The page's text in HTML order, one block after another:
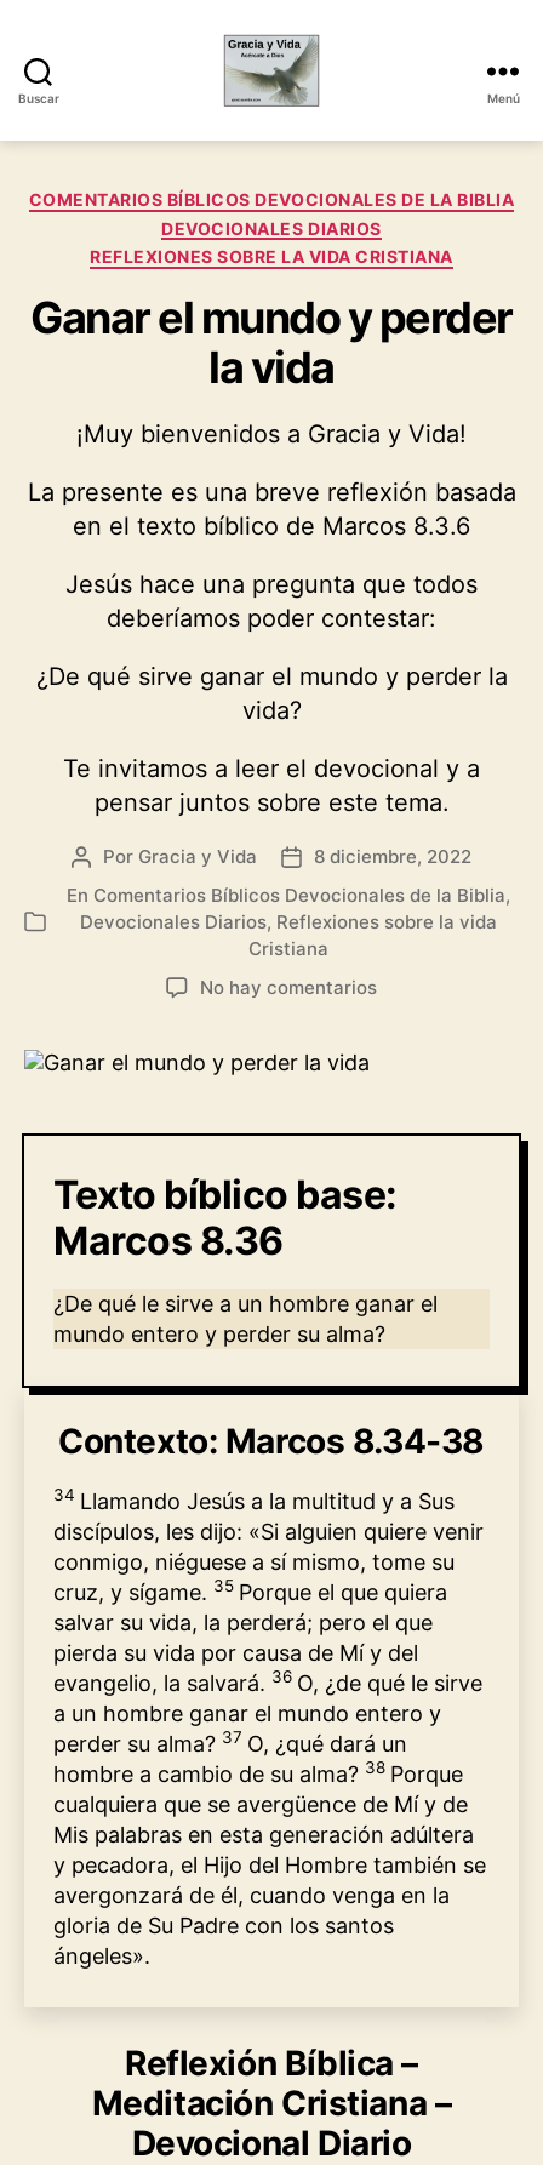
Buscar
y
Menú
Categorías
COMENTARIOS BÍBLICOS DEVOCIONALES DE LA BIBLIA
DEVOCIONALES DIARIOS
REFLEXIONES SOBRE LA VIDA CRISTIANA
Ganar el mundo y perder
la vida
¡Muy bienvenidos a Gracia y Vida!
La presente es una breve reflexión basada
en el texto bíblico de Marcos 8.3.6
Jesús hace una pregunta que todos
deberíamos poder contestar:
¿De qué sirve ganar el mundo y perder la
vida?
Te invitamos a leer el devocional y a
pensar juntos sobre este tema.
Autor
de
la
Por Gracia y Vida
Fecha
de
la
entrada
8 diciembre, 2022
Categorías
En Comentarios Bíblicos Devocionales de la Biblia,
Devocionales Diarios, Reflexiones sobre la vida
Cristiana
No hay comentariosen
Texto bíblico base:
Marcos 8.36
¿De qué le sirve a un hombre ganar el
mundo entero y perder su alma?
Contexto: Marcos 8.34-38
34 Llamando Jesús a la multitud y a Sus
discípulos, les dijo: «Si alguien quiere venir
conmigo, niéguese a sí mismo, tome su
cruz, y sígame. 35 Porque el que quiera
salvar su vida, la perderá; pero el que
pierda su vida por causa de Mí y del
evangelio, la salvará. 36 O, ¿de qué le sirve
a un hombre ganar el mundo entero y
perder su alma? 37 O, ¿qué dará un
hombre a cambio de su alma? 38 Porque
cualquiera que se avergüence de Mí y de
Mis palabras en esta generación adúltera
y pecadora, el Hijo del Hombre también se
avergonzará de él, cuando venga en la
gloria de Su Padre con los santos
ángeles».
Reflexión Bíblica –
Meditación Cristiana –
Devocional Diario